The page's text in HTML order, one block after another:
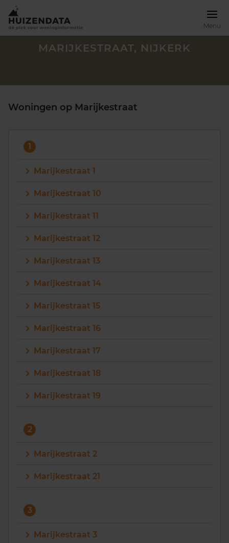
Menu
088 220 4200
Maandag t/m vrijdag - 08:00 -18:00
MARIJKESTRAAT, NIJKERK
Woningen op Marijkestraat
1
Marijkestraat 1
Marijkestraat 10
Marijkestraat 11
Marijkestraat 12
Marijkestraat 13
Marijkestraat 14
Marijkestraat 15
Marijkestraat 16
Marijkestraat 17
Marijkestraat 18
Marijkestraat 19
2
Marijkestraat 2
Marijkestraat 21
3
Marijkestraat 3